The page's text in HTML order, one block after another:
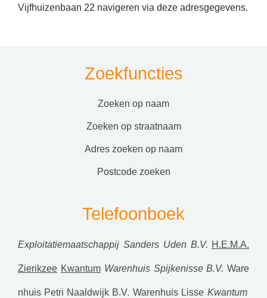
Vijfhuizenbaan 22 navigeren via deze adresgegevens.
Zoekfuncties
zoeken op naam
zoeken op straatnaam
adres zoeken op naam
postcode zoeken
Telefoonboek
Exploitatiemaatschappij Sanders Uden B.V. H.E.M.A.
Zierikzee Kwantum Warenhuis Spijkenisse B.V. Ware
nhuis Petri Naaldwijk B.V. Warenhuis Lisse Kwantum